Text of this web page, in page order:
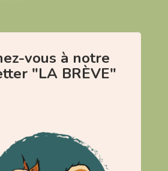
vous à notre
"LA BRÈVE"